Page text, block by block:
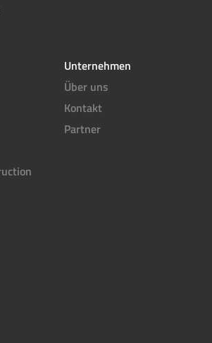
Unternehmen
Über uns
Kontakt
Partner